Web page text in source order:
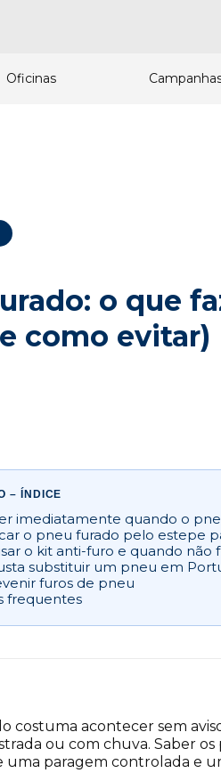
Oficinas
o que
como evitar)
– ÍNDICE
imediatamente quando o
o pneu furado pelo estepe
o kit anti-furo e quando não
substituir um pneu em
furos de pneu
frequentes
costuma acontecer sem
ou com chuva. Saber os
paragem controlada e